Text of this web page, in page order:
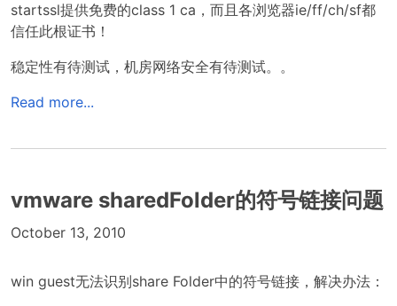
startssl提供免费的class 1 ca，而且各浏览器ie/ff/ch/sf都
信任此根证书！
稳定性有待测试，机房网络安全有待测试。。
Read more...
vmware sharedFolder的符号链接问题
October 13, 2010
win guest无法识别share Folder中的符号链接，解决办法：